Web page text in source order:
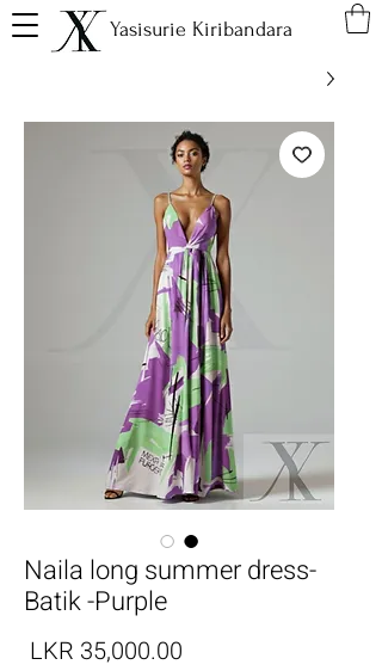
Yasisurie Kiribandara
Naila long summer dress-
Batik -Purple